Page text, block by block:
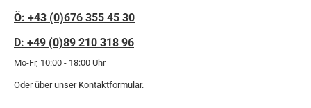
Ö: +43 (0)676 355 45 30
D: +49 (0)89 210 318 96
Mo-Fr, 10:00 - 18:00 Uhr
Oder über unser Kontaktformular.